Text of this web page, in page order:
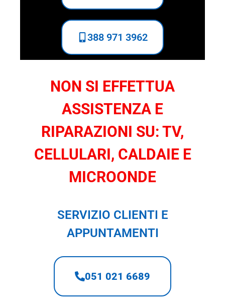
388 971 3962
NON SI EFFETTUA
ASSISTENZA E
RIPARAZIONI SU: TV,
CELLULARI, CALDAIE E
MICROONDE
SERVIZIO CLIENTI E
APPUNTAMENTI
051 021 6689